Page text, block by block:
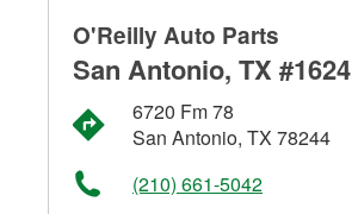
O'Reilly Auto Parts
San Antonio, TX #1624
6720 Fm 78
San Antonio, TX 78244
(210) 661-5042